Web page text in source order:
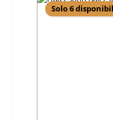
Solo 6